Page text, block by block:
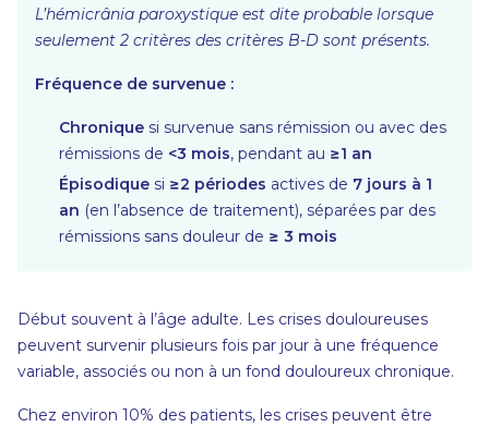
L’hémicrânia paroxystique est dite probable lorsque
seulement 2 critères des critères B-D sont présents.
Fréquence de survenue :
Chronique si survenue sans rémission ou avec des
rémissions de <3 mois, pendant au ≥1 an
Épisodique si ≥2 périodes actives de 7 jours à 1
an (en l’absence de traitement), séparées par des
rémissions sans douleur de ≥ 3 mois
Début souvent à l’âge adulte. Les crises douloureuses
peuvent survenir plusieurs fois par jour à une fréquence
variable, associés ou non à un fond douloureux chronique.
Chez environ 10% des patients, les crises peuvent être